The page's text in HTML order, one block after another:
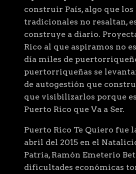
construir País, algo que los
tradicionales no resaltan,
construye a diario.
Rico al que aspiramos no
día miles de
puertorriqueñas se
de autogestión que
que visibilizarlos porque
Puerto Rico que Va a Ser.
Puerto Rico Te Quiero fue
abril del 2015 en el
Patria, Ramón Emeterio
dificultades económicas